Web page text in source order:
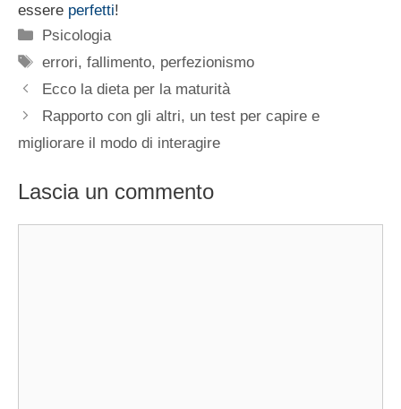
essere perfetti!
Categorie
Psicologia
Tag
errori,fallimento, perfezionismo
Ecco la dieta per la maturità
Rapporto con gli altri, un test per capire e
migliorare il modo di interagire
Lascia un commento